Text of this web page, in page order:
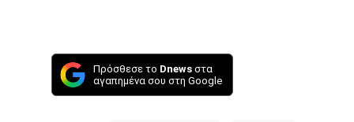
Πρόσθεσε το Dnews στα
αγαπημένα σου στη Google